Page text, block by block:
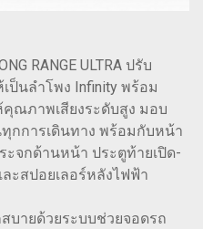
RANGE ULTRA ปรับ
ป็นลำโพง Infinity พร้อม
ณภาพเสียงระดับสูง มอบ
กการเดินทาง พร้อมกับหน้า
จกด้านหน้า ประตูท้ายเปิด-
ะสปอยเลอร์หลังไฟฟ้า
บายด้วยระบบช่วยจอดรถ